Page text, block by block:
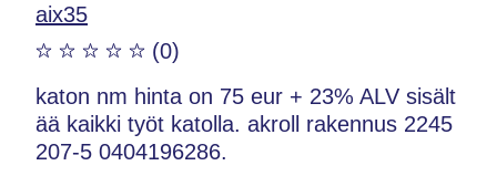
aix35
(0)
katon nm hinta on 75 eur + 23% ALV sisält
ää kaikki työt katolla. akroll rakennus 2245
207-5 0404196286.